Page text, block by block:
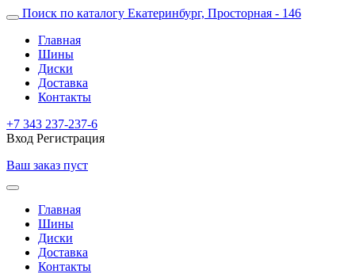
Поиск по каталогу Екатеринбург, Просторная - 146
Главная
Шины
Диски
Доставка
Контакты
+7 343 237-237-6
Вход Регистрация
Ваш заказ пуст
Главная
Шины
Диски
Доставка
Контакты